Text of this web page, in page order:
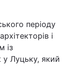
періоду
і
із
у Луцьку, який